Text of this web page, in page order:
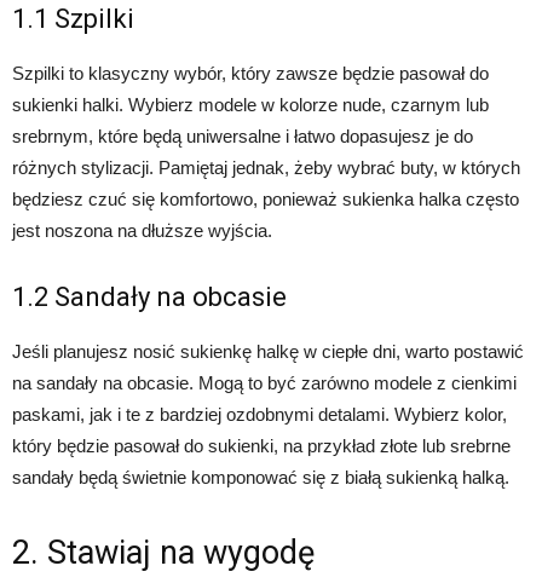
1.1 Szpilki
Szpilki to klasyczny wybór, który zawsze będzie pasował do
sukienki halki. Wybierz modele w kolorze nude, czarnym lub
srebrnym, które będą uniwersalne i łatwo dopasujesz je do
różnych stylizacji. Pamiętaj jednak, żeby wybrać buty, w których
będziesz czuć się komfortowo, ponieważ sukienka halka często
jest noszona na dłuższe wyjścia.
1.2 Sandały na obcasie
Jeśli planujesz nosić sukienkę halkę w ciepłe dni, warto postawić
na sandały na obcasie. Mogą to być zarówno modele z cienkimi
paskami, jak i te z bardziej ozdobnymi detalami. Wybierz kolor,
który będzie pasował do sukienki, na przykład złote lub srebrne
sandały będą świetnie komponować się z białą sukienką halką.
2. Stawiaj na wygodę